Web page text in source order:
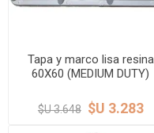
Tapa y marco lisa resina
60X60 (MEDIUM DUTY)
$U 3.648 $U 3.283